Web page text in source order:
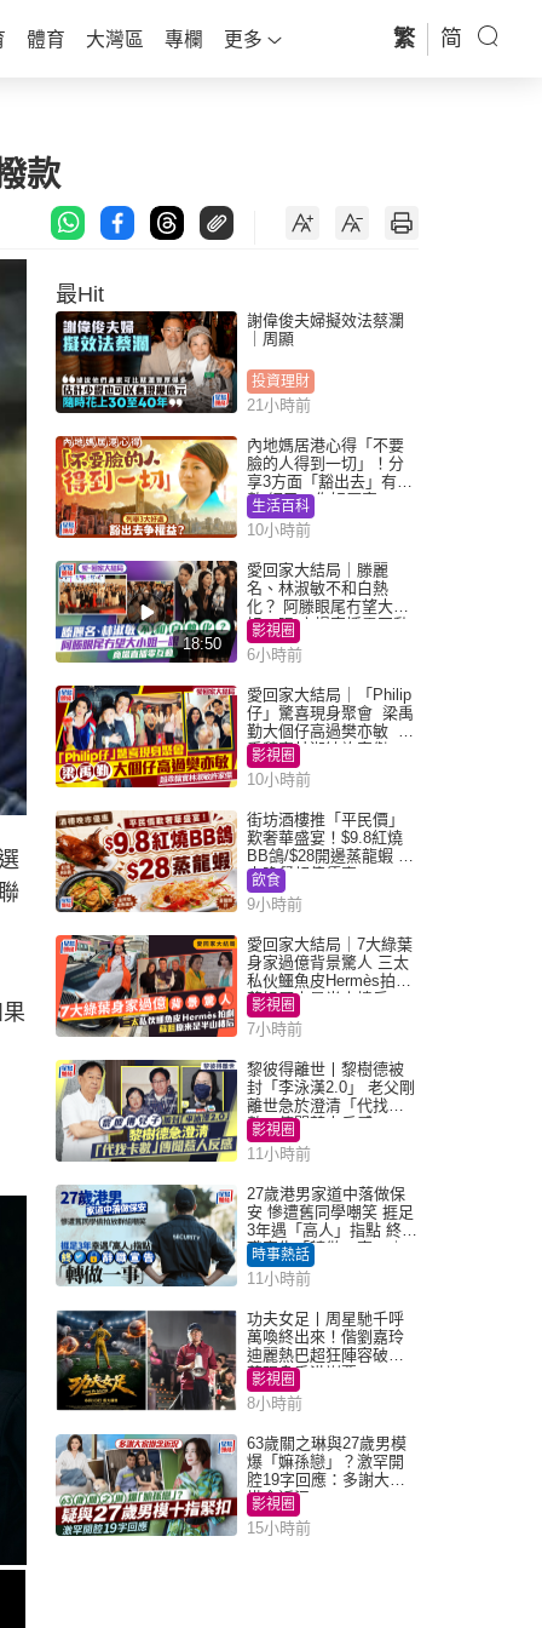
體育 大灣區 專欄 更多 繁 简
款
最Hit
謝偉俊夫婦擬效法蔡瀾
｜周顯
投資理財
21小時前
內地媽居港心得「不要
臉的人得到一切」！分
享3方面「豁出去」有著
數 網民：你好厲害
生活百科
10小時前
18:50
愛回家大結局｜滕麗
名、林淑敏不和白熱
化？ 阿滕眼尾冇望大小
姐一眼 商場直播零互動
影視圈
6小時前
愛回家大結局｜「Philip
仔」驚喜現身聚會 梁禹
勤大個仔高過樊亦敏 超
乖黐實林淑敏許家傑
影視圈
10小時前
街坊酒樓推「平民價」
歎奢華盛宴！$9.8紅燒
BB鴿/$28開邊蒸龍蝦 3
大晚餐超值優惠
飲食
9小時前
愛回家大結局｜7大綠葉
身家過億背景驚人 三太
私伙鱷魚皮Hermès拍劇
蘇姐原來是半山樓后
影視圈
7小時前
黎彼得離世丨黎樹德被
封「李泳漢2.0」 老父剛
離世急於澄清「代找卡
數」傳聞惹人反感
影視圈
11小時前
27歲港男家道中落做保
安 慘遭舊同學嘲笑 捱足
3年遇「高人」指點 終辭
職宣告「轉做一事」｜
Juicy叮
時事熱話
11小時前
功夫女足丨周星馳千呼
萬喚終出來！偕劉嘉玲
迪麗熱巴超狂陣容破天
荒現身香港謝票
影視圈
8小時前
63歲關之琳與27歲男模
爆「嫲孫戀」？激罕開
腔19字回應：多謝大家
掛念近況
影視圈
15小時前